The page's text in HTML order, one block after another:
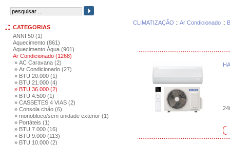
CATEGORIAS
ANNI 50 (1)
Aquecimento (861)
Aquecimento Água (901)
Ar Condicionado (1268)
» AC Caravana (2)
» Ar Condicionado (27)
» BTU 20.000 (1)
» BTU 21.000 (4)
» BTU 36.000 (2)
» BTU 4.500 (1)
» CASSETES 4 VIAS (2)
» Consola chão (6)
» monobloco/sem unidade exterior (1)
» Portáteis (1)
» BTU 7.000 (16)
» BTU 9.000 (113)
» BTU 10.000 (2)
CLIMATIZAÇÃO :: Ar Condicionado ::